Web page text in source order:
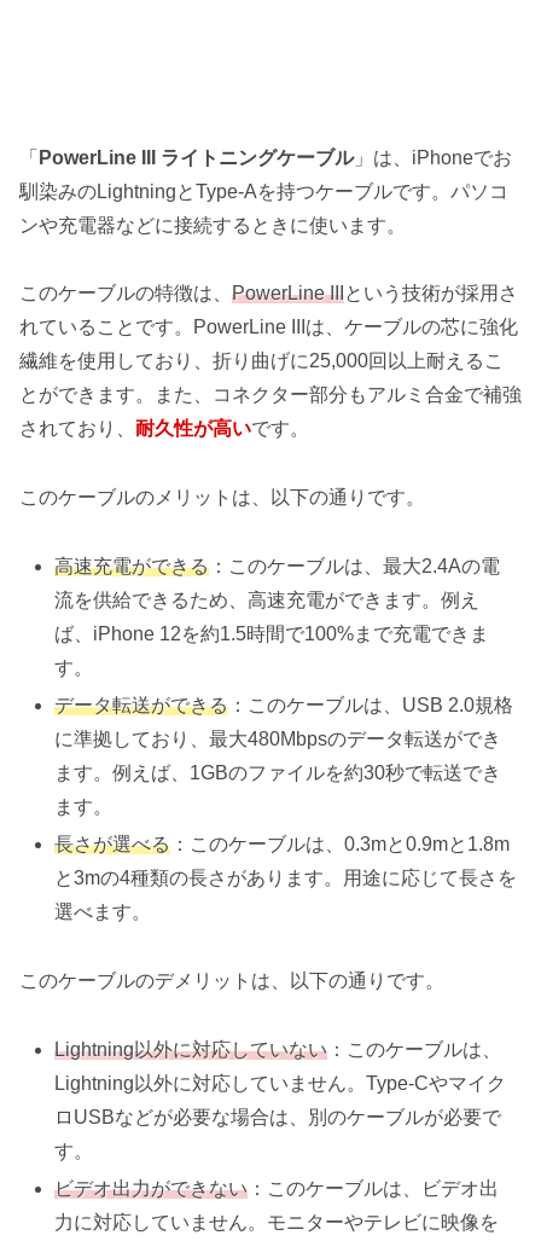
「 PowerLine III ライトニングケーブル」は、iPhoneでお
馴染みのLightningとType-Aを持つケーブルです。パソコ
ンや充電器などに接続するときに使います。
このケーブルの特徴は、 PowerLine III という技術が採用さ
れていることです。PowerLine IIIは、ケーブルの芯に強化
繊維を使用しており、折り曲げに25,000回以上耐えるこ
とができます。また、コネクター部分もアルミ合金で補強
されており、 耐久性が高いです。
このケーブルのメリットは、以下の通りです。
高速充電ができる ：このケーブルは、最大2.4Aの電
流を供給できるため、高速充電ができます。例え
ば、iPhone 12を約1.5時間で100%まで充電できま
す。
データ転送ができる ：このケーブルは、USB 2.0規格
に準拠しており、最大480Mbpsのデータ転送ができ
ます。例えば、1GBのファイルを約30秒で転送でき
ます。
長さが選べる ：このケーブルは、0.3mと0.9mと1.8m
と3mの4種類の長さがあります。用途に応じて長さを
選べます。
このケーブルのデメリットは、以下の通りです。
Lightning以外に対応していない ：このケーブルは、
Lightning以外に対応していません。Type-Cやマイク
ロUSBなどが必要な場合は、別のケーブルが必要で
す。
ビデオ出力ができない ：このケーブルは、ビデオ出
力に対応していません。モニターやテレビに映像を